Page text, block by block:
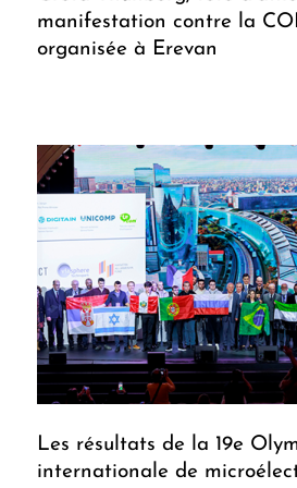
manifestation contre la
organisée à Erevan
Les résultats de la 19e
internationale de